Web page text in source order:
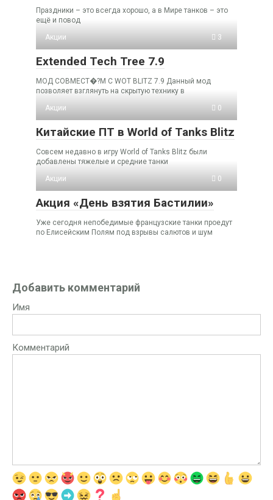
Праздники – это всегда хорошо, а в Мире танков – это
ещё и повод
Акции
3
Extended Tech Tree 7.9
МОД СОВМЕСТ�?М С WOT BLITZ 7.9 Данный мод
позволяет взглянуть на скрытую технику в
Акции
0
Китайские ПТ в World of Tanks Blitz
Совсем недавно в игру World of Tanks Blitz были
добавлены тяжелые и средние танки
Акции
0
Акция «День взятия Бастилии»
Уже сегодня непобедимые французские танки проедут
по Елисейским Полям под взрывы салютов и шум
Добавить комментарий
Имя
Комментарий